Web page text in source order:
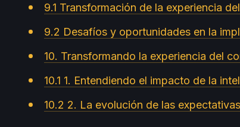
9.1 Transformación de la experiencia
9.2 Desafíos y oportunidades en la
10. Transformando la experiencia del
10.1 1. Entendiendo el impacto de la
10.2 2. La evolución de las